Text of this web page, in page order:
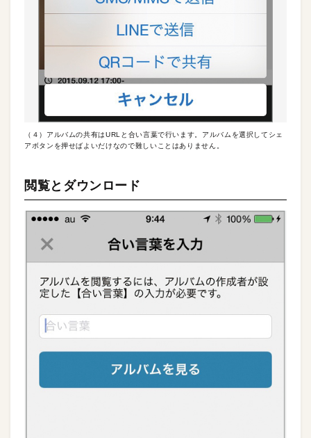
（４）アルバムの共有はURLと合い言葉で行います。アルバムを選択してシェ
アボタンを押せばよいだけなので難しいことはありません。
閲覧とダウンロード